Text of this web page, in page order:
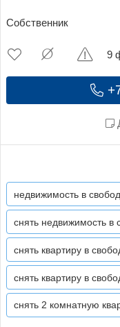
Собственник
9
недвижимость в
снять недвижимость в
снять квартиру в
снять квартиру в
снять 2 комнатную